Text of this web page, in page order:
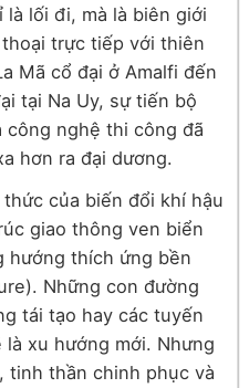
lối đi, mà là biên giới
trực tiếp với thiên
Mã cổ đại ở Amalfi đến
tại Na Uy, sự tiến bộ
nghệ thi công đã
hơn ra đại dương.
của biến đổi khí hậu
giao thông ven biển
hướng thích ứng bền
Những con đường
tái tạo hay các tuyến
xu hướng mới. Nhưng
tinh thần chinh phục và